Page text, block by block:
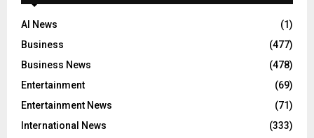
AI News
(1)
Business
(477)
Business News
(478)
Entertainment
(69)
Entertainment News
(71)
International News
(333)